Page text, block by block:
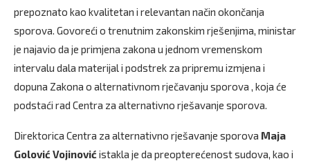
prepoznato kao kvalitetan i relevantan način okončanja
sporova. Govoreći o trenutnim zakonskim rješenjima, ministar
je najavio da je primjena zakona u jednom vremenskom
intervalu dala materijal i podstrek za pripremu izmjena i
dopuna Zakona o alternativnom rječavanju sporova , koja će
podstaći rad Centra za alternativno rješavanje sporova.
Direktorica Centra za alternativno rješavanje sporova Maja
Golović Vojinović istakla je da preopterećenost sudova, kao i